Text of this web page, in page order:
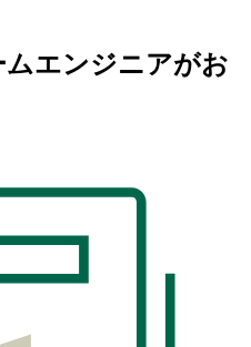
エンジニアがお